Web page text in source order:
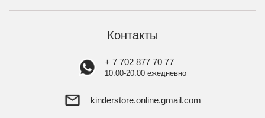
Контакты
+ 7 702 877 70 77
10:00-20:00 ежедневно
kinderstore.online.gmail.com